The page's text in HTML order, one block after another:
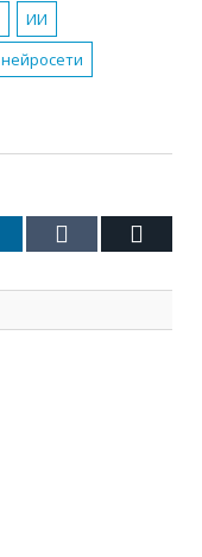
ИИ
нейросети
LinkedIn Tumblr